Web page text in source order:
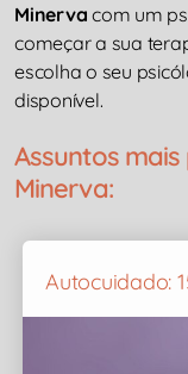
Minerva com um
começar a sua
escolha o seu
disponível.
Assuntos
Minerva:
Autocuidado: